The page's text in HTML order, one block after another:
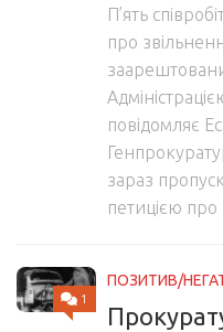
П’ять
про
повідомляє
зараз
петицією про
1
ПОЗИТИВ/